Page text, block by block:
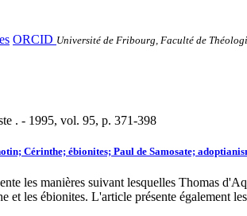
ORCID Université de Fribourg, Faculté de
. - 1995, vol. 95, p. 371-398
Cérinthe; ébionites; Paul de Samosate;
les manières suivant lesquelles Thomas
et les ébionites. L'article présente également